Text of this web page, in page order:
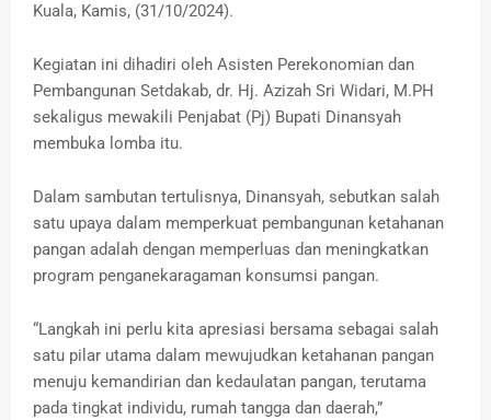
Kuala, Kamis, (31/10/2024).
Kegiatan ini dihadiri oleh Asisten Perekonomian dan
Pembangunan Setdakab, dr. Hj. Azizah Sri Widari, M.PH
sekaligus mewakili Penjabat (Pj) Bupati Dinansyah
membuka lomba itu.
Dalam sambutan tertulisnya, Dinansyah, sebutkan salah
satu upaya dalam memperkuat pembangunan ketahanan
pangan adalah dengan memperluas dan meningkatkan
program penganekaragaman konsumsi pangan.
“Langkah ini perlu kita apresiasi bersama sebagai salah
satu pilar utama dalam mewujudkan ketahanan pangan
menuju kemandirian dan kedaulatan pangan, terutama
pada tingkat individu, rumah tangga dan daerah,”